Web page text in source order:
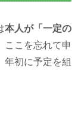
本人が「一定の
ここを忘れて申
年初に予定を組